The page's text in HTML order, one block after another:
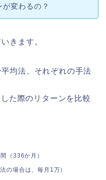
変わるの？
きます。
均法、それぞれの手法
た際のリターンを比較
（336か月）
の場合は、毎月1万）